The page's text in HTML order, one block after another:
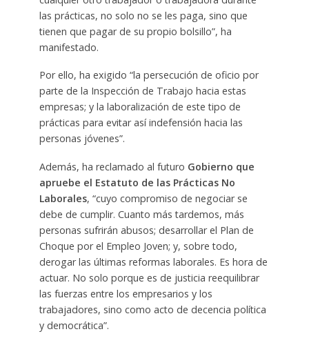
las prácticas, no solo no se les paga, sino que
tienen que pagar de su propio bolsillo”, ha
manifestado.
Por ello, ha exigido “la persecución de oficio por
parte de la Inspección de Trabajo hacia estas
empresas; y la laboralización de este tipo de
prácticas para evitar así indefensión hacia las
personas jóvenes”.
Además, ha reclamado al futuro Gobierno que
apruebe el Estatuto de las Prácticas No
Laborales, “cuyo compromiso de negociar se
debe de cumplir. Cuanto más tardemos, más
personas sufrirán abusos; desarrollar el Plan de
Choque por el Empleo Joven; y, sobre todo,
derogar las últimas reformas laborales. Es hora de
actuar. No solo porque es de justicia reequilibrar
las fuerzas entre los empresarios y los
trabajadores, sino como acto de decencia política
y democrática”.